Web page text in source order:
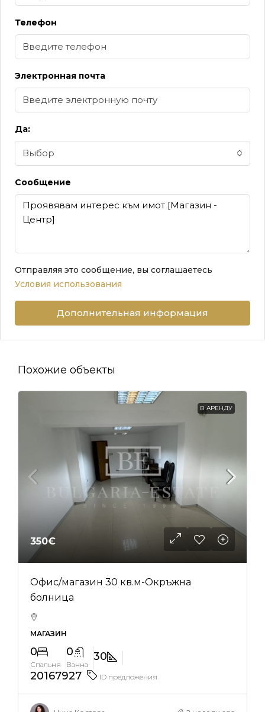
Телефон
Электронная почта
Да:
Выбор
Сообщение
Отправляя это сообщение, вы соглашаетесь
Условия использования
Дополнительная информация
Похожие объекты
В АРЕНДУ
350€
Офис/магазин 30 кв.м-Окръжна
болница
МАГАЗИН
0
Спальня
0
Ванна
30
20167927
ID предложения